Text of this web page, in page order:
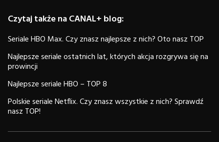
Czytaj także na CANAL+ blog:
Seriale HBO Max. Czy znasz najlepsze z nich? Oto nasz TOP
Najlepsze seriale ostatnich lat, których akcja rozgrywa się na
prowincji
Najlepsze seriale HBO – TOP 8
Polskie seriale Netflix. Czy znasz wszystkie z nich? Sprawdź
nasz TOP!